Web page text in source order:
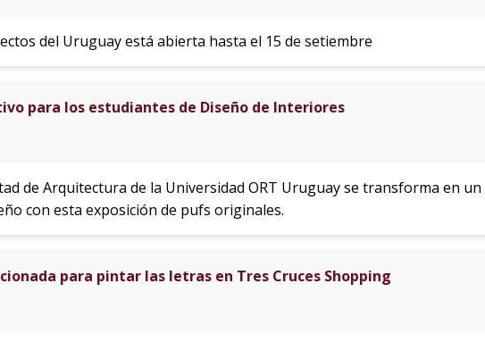
del Uruguay está abierta hasta el 15 de setiembre
para los estudiantes de Diseño de Interiores
de Arquitectura de la Universidad ORT Uruguay se transforma en un
con esta exposición de pufs originales.
para pintar las letras en Tres Cruces Shopping